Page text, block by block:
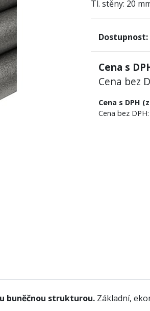
Tl. stěny: 20
Dostupnost:
Cena s
Cena bez
Cena s DPH
Cena bez DPH:
buněčnou strukturou. Základní,